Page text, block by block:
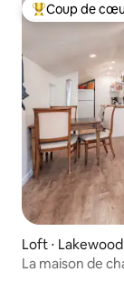
Coups de cœur
Coup de
Loft ⋅ Lakewood
La maison de